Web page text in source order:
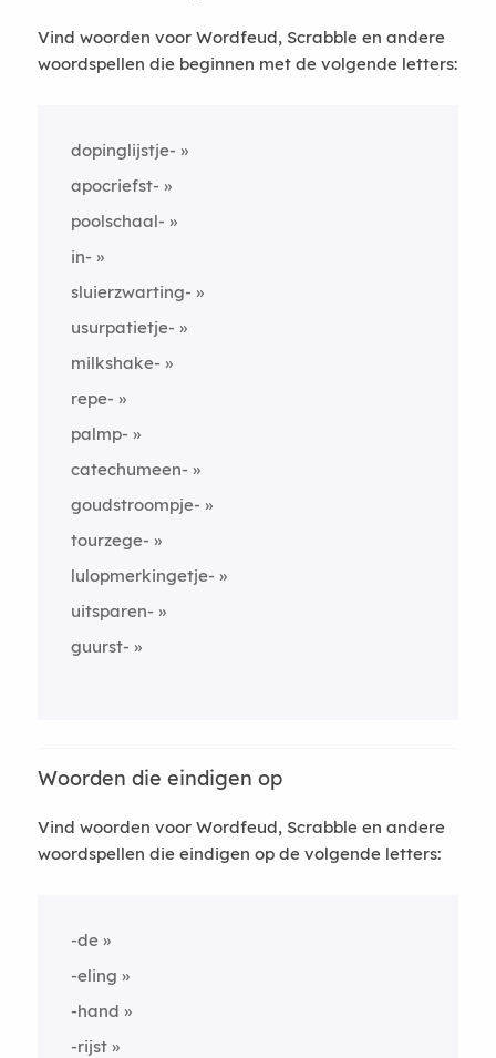
Vind woorden voor Wordfeud, Scrabble en andere
woordspellen die beginnen met de volgende letters:
dopinglijstje-
apocriefst-
poolschaal-
in-
sluierzwarting-
usurpatietje-
milkshake-
repe-
palmp-
catechumeen-
goudstroompje-
tourzege-
lulopmerkingetje-
uitsparen-
guurst-
Woorden die eindigen op
Vind woorden voor Wordfeud, Scrabble en andere
woordspellen die eindigen op de volgende letters:
-de
-eling
-hand
-rijst